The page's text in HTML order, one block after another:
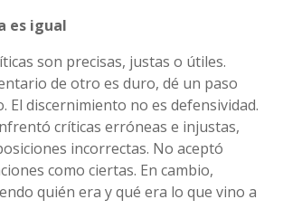
es igual
son precisas, justas o útiles.
de otro es duro, dé un paso
El discernimiento no es defensividad.
críticas erróneas e injustas,
incorrectas. No aceptó
como ciertas. En cambio,
quién era y qué era lo que vino a